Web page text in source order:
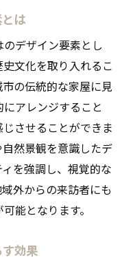
施策
経済効果
発想法
インコンセプト
安城市の店舗設計
の融合
た設計
デザイン
活用
は
デザイン要素とし
文化を取り入れるこ
の伝統的な家屋に見
アレンジすること
させることができま
然景観を意識したデ
を強調し、視覚的な
外からの来訪者にも
能となります。
効果